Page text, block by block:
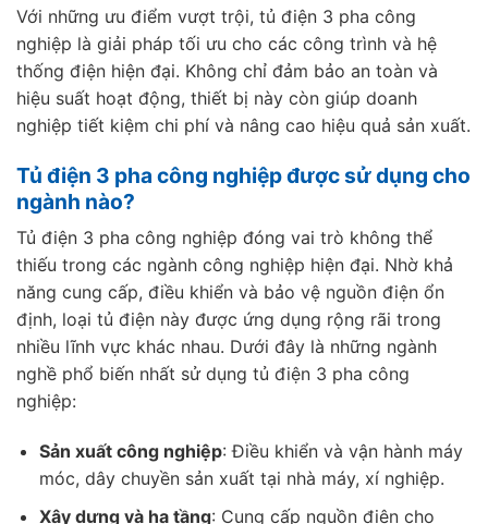
Với những ưu điểm vượt trội, tủ điện 3 pha công
nghiệp là giải pháp tối ưu cho các công trình và hệ
thống điện hiện đại. Không chỉ đảm bảo an toàn và
hiệu suất hoạt động, thiết bị này còn giúp doanh
nghiệp tiết kiệm chi phí và nâng cao hiệu quả sản xuất.
Tủ điện 3 pha công nghiệp được sử dụng cho
ngành nào?
Tủ điện 3 pha công nghiệp đóng vai trò không thể
thiếu trong các ngành công nghiệp hiện đại. Nhờ khả
năng cung cấp, điều khiển và bảo vệ nguồn điện ổn
định, loại tủ điện này được ứng dụng rộng rãi trong
nhiều lĩnh vực khác nhau. Dưới đây là những ngành
nghề phổ biến nhất sử dụng tủ điện 3 pha công
nghiệp:
Sản xuất công nghiệp: Điều khiển và vận hành máy
móc, dây chuyền sản xuất tại nhà máy, xí nghiệp.
Xây dựng và hạ tầng: Cung cấp nguồn điện cho